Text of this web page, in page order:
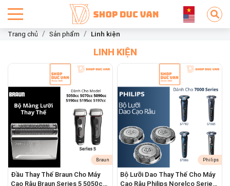
Trang chủ Sản phẩm Linh kiện
LINH KIỆN
Braun
Đầu Thay Thế Braun Cho Máy
Cạo Râu Braun Series 5 5050cc
Philips
Bộ Lưỡi Dao Thay Thế Cho Máy
Cạo Râu Philips Norelco Series